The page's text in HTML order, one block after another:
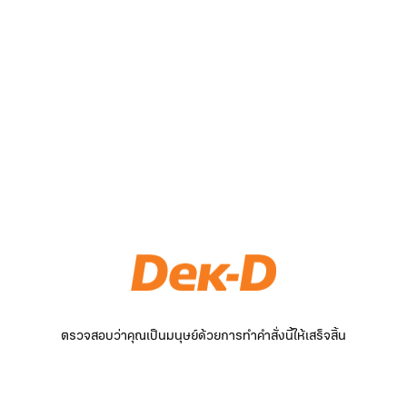
ตรวจสอบว่าคุณเป็นมนุษย์ด้วยการทำคำสั่งนี้ให้เสร็จสิ้น